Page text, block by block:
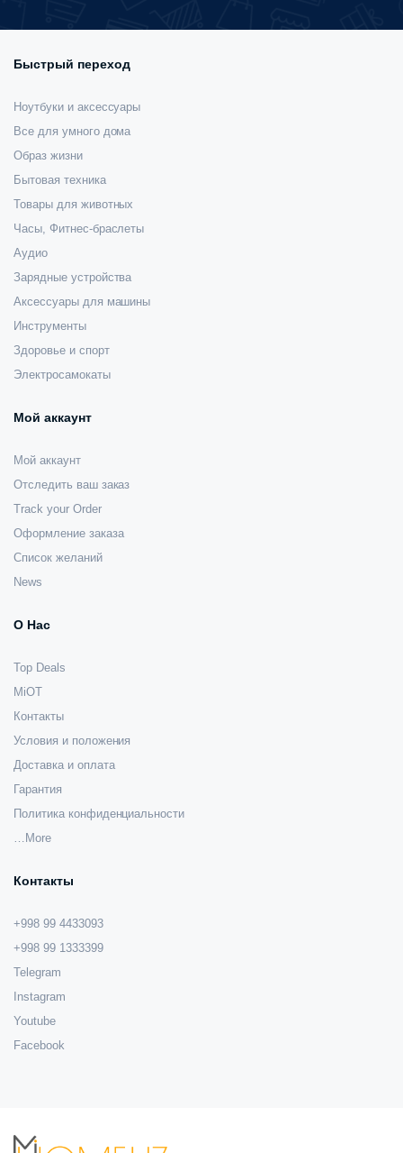
Быстрый переход
Ноутбуки и аксессуары
Все для умного дома
Образ жизни
Бытовая техника
Товары для животных
Часы, Фитнес-браслеты
Аудио
Зарядные устройства
Аксессуары для машины
Инструменты
Здоровье и спорт
Электросамокаты
Мой аккаунт
Мой аккаунт
Отследить ваш заказ
Track your Order
Оформление заказа
Список желаний
News
О Нас
Top Deals
MiOT
Контакты
Условия и положения
Доставка и оплата
Гарантия
Политика конфиденциальности
…More
Контакты
+998 99 4433093
+998 99 1333399
Telegram
Instagram
Youtube
Facebook